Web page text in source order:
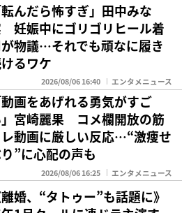
転んだら怖すぎ」田中みな
妊娠中にゴリゴリヒール着
物議…それでも頑なに履き
るワケ
2026/08/06 16:40 エンタメニュース
動画をあげれる勇気がすご
」宮崎麗果 コメ欄開放の筋
レ動画に厳しい反応…“激痩せ
”に心配の声も
2026/08/06 16:25 エンタメニュース
離婚、“タトゥー”も話題に》